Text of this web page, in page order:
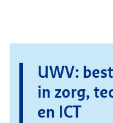
UWV:
in zorg,
en ICT